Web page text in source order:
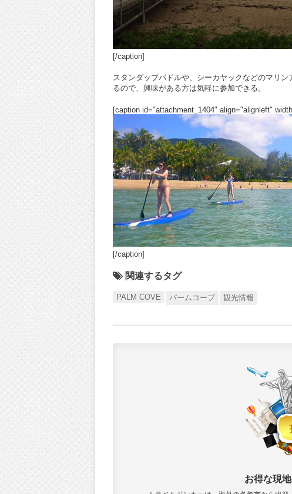
[/caption]
スタンダップパドルや、シーカヤックなどのマリ
るので、興味がある方は気軽に参加できる。
[caption id="attachment_1404" align="alignleft"
[/caption]
関連するタグ
PALM COVE パームコーブ 観光情報
お得な現